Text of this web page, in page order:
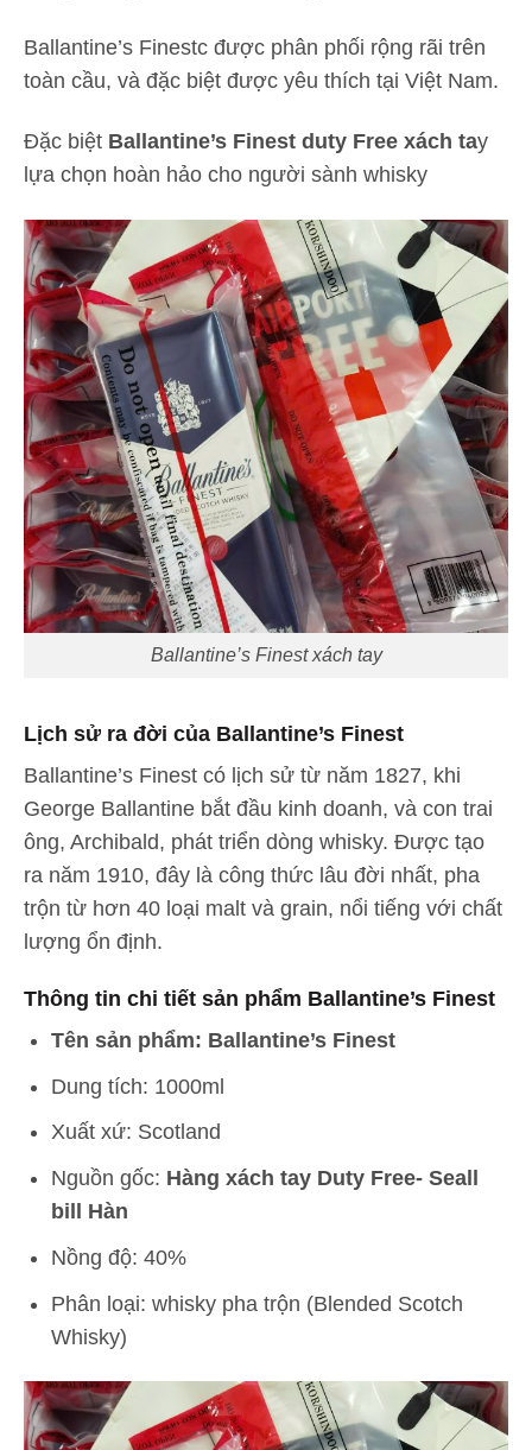
Ballantine’s Finestc được phân phối rộng rãi trên
toàn cầu, và đặc biệt được yêu thích tại Việt Nam.
Đặc biệt Ballantine’s Finest duty Free xách tay
lựa chọn hoàn hảo cho người sành whisky
Ballantine’s Finest xách tay
Lịch sử ra đời của Ballantine’s Finest
Ballantine’s Finest có lịch sử từ năm 1827, khi
George Ballantine bắt đầu kinh doanh, và con trai
ông, Archibald, phát triển dòng whisky. Được tạo
ra năm 1910, đây là công thức lâu đời nhất, pha
trộn từ hơn 40 loại malt và grain, nổi tiếng với chất
lượng ổn định.
Thông tin chi tiết sản phẩm Ballantine’s Finest
Tên sản phẩm: Ballantine’s Finest
Dung tích: 1000ml
Xuất xứ: Scotland
Nguồn gốc: Hàng xách tay Duty Free- Seall
bill Hàn
Nồng độ: 40%
Phân loại: whisky pha trộn (Blended Scotch
Whisky)